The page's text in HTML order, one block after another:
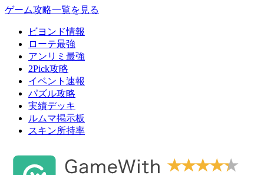
ゲーム攻略一覧を見る
ビヨンド情報
ローテ最強
アンリミ最強
2Pick攻略
イベント速報
パズル攻略
実績デッキ
ルムマ掲示板
スキン所持率